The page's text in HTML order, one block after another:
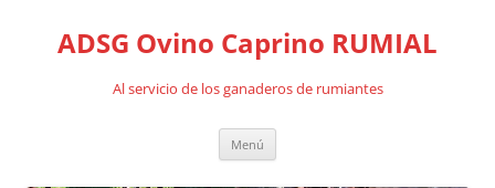
contenido
ADSG Ovino Caprino RUMIAL
Al servicio de los ganaderos de rumiantes
Menú